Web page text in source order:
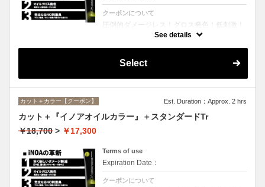
クーポンについて
圧倒的ダメージレス！グロス発色！低刺激！
匂いも残らない！全く新しい処方のイノアオ
イルカラーのセットメニュー☆シャンプー、
ブロー込み。※リタッチカラーの場合は
See details
Select
カット＋カラー【クーポン】 Est. Duration：Approx. 2 hrs
カット＋『イノアオイルカラー』＋スタンダードTr
￥18,700 > ￥17,300
Terms of use
Expiration Date：
クーポンについて